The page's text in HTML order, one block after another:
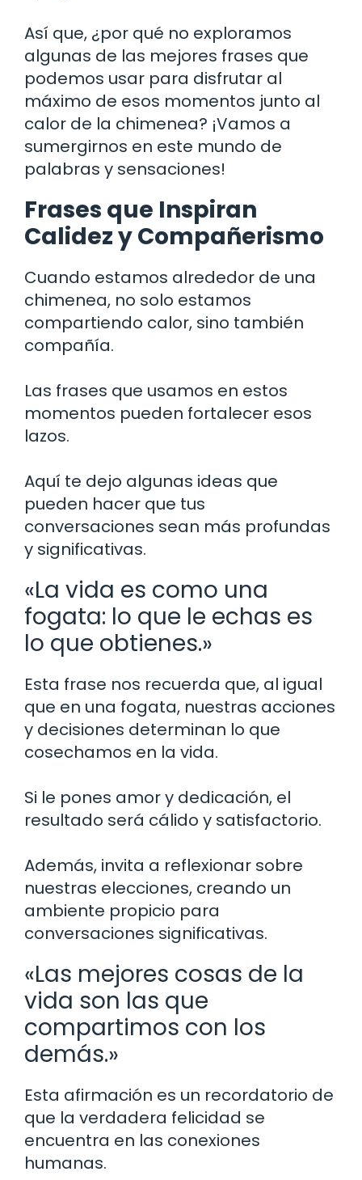
Así que, ¿por qué no exploramos
algunas de las mejores frases que
podemos usar para disfrutar al
máximo de esos momentos junto al
calor de la chimenea? ¡Vamos a
sumergirnos en este mundo de
palabras y sensaciones!
Frases que Inspiran
Calidez y Compañerismo
Cuando estamos alrededor de una
chimenea, no solo estamos
compartiendo calor, sino también
compañía.
Las frases que usamos en estos
momentos pueden fortalecer esos
lazos.
Aquí te dejo algunas ideas que
pueden hacer que tus
conversaciones sean más profundas
y significativas.
«La vida es como una
fogata: lo que le echas es
lo que obtienes.»
Esta frase nos recuerda que, al igual
que en una fogata, nuestras acciones
y decisiones determinan lo que
cosechamos en la vida.
Si le pones amor y dedicación, el
resultado será cálido y satisfactorio.
Además, invita a reflexionar sobre
nuestras elecciones, creando un
ambiente propicio para
conversaciones significativas.
«Las mejores cosas de la
vida son las que
compartimos con los
demás.»
Esta afirmación es un recordatorio de
que la verdadera felicidad se
encuentra en las conexiones
humanas.